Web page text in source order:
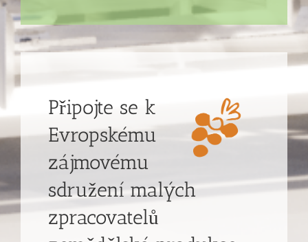
Připojte se k
Evropskému
zájmovému
sdružení malých
zpracovatelů